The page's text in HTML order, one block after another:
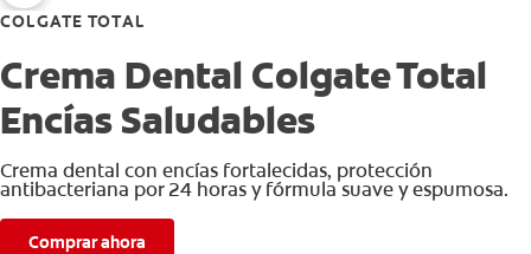
COLGATE TOTAL
Crema Dental Colgate Total
Encías Saludables
Crema dental con encías fortalecidas, protección
antibacteriana por 24 horas y fórmula suave y espumosa.
Comprar ahora